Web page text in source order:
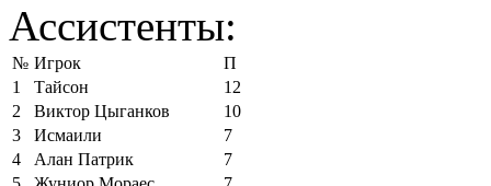
Ассистенты:
№ Игрок
П
1
Тайсон
12
2
Виктор Цыганков
10
3
Исмаили
7
4
Алан Патрик
7